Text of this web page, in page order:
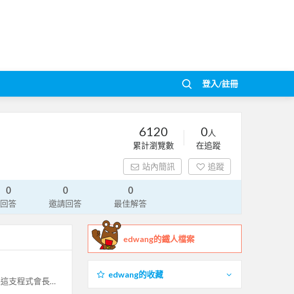
登入/註冊
6120
累計瀏覽數
0人
在追蹤
站內簡訊 追蹤
0
回答
0
邀請回答
0
最佳解答
edwang的鐵人檔案
edwang的收藏